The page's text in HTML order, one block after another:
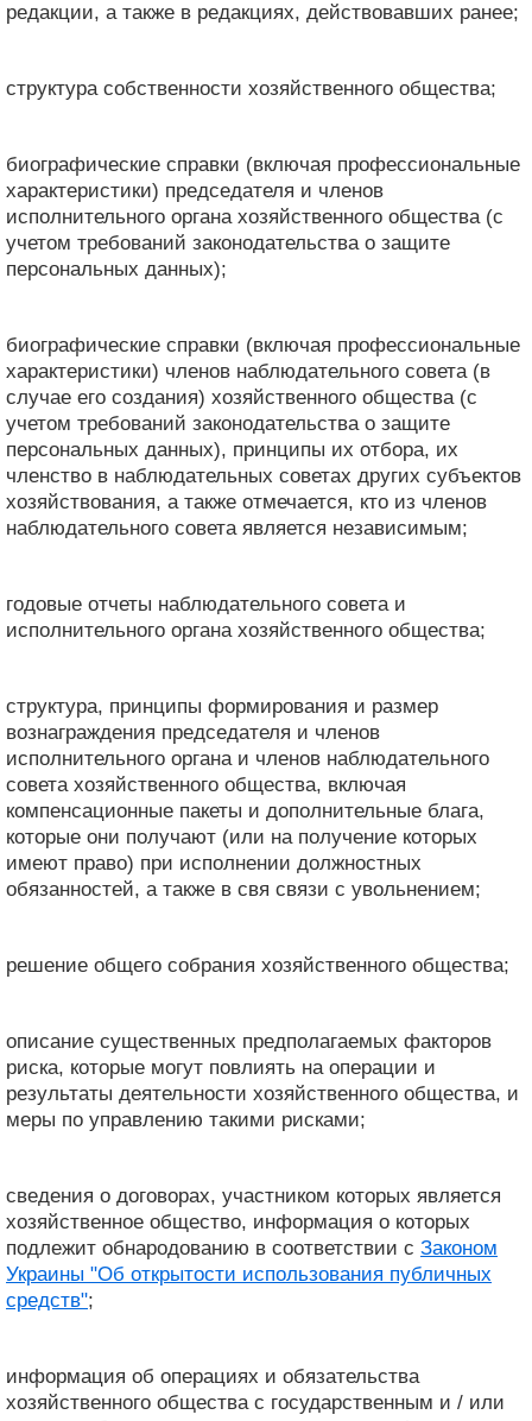
редакции, а также в редакциях, действовавших ранее;
структура собственности хозяйственного общества;
биографические справки (включая профессиональные
характеристики) председателя и членов
исполнительного органа хозяйственного общества (с
учетом требований законодательства о защите
персональных данных);
биографические справки (включая профессиональные
характеристики) членов наблюдательного совета (в
случае его создания) хозяйственного общества (с
учетом требований законодательства о защите
персональных данных), принципы их отбора, их
членство в наблюдательных советах других субъектов
хозяйствования, а также отмечается, кто из членов
наблюдательного совета является независимым;
годовые отчеты наблюдательного совета и
исполнительного органа хозяйственного общества;
структура, принципы формирования и размер
вознаграждения председателя и членов
исполнительного органа и членов наблюдательного
совета хозяйственного общества, включая
компенсационные пакеты и дополнительные блага,
которые они получают (или на получение которых
имеют право) при исполнении должностных
обязанностей, а также в свя связи с увольнением;
решение общего собрания хозяйственного общества;
описание существенных предполагаемых факторов
риска, которые могут повлиять на операции и
результаты деятельности хозяйственного общества, и
меры по управлению такими рисками;
сведения о договорах, участником которых является
хозяйственное общество, информация о которых
подлежит обнародованию в соответствии с Законом
Украины "Об открытости использования публичных
средств";
информация об операциях и обязательства
хозяйственного общества с государственным и / или